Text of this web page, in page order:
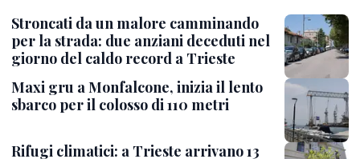
Stroncati da un malore camminando
per la strada: due anziani deceduti nel
giorno del caldo record a Trieste
Maxi gru a Monfalcone, inizia il lento
sbarco per il colosso di 110 metri
Rifugi climatici: a Trieste arrivano 13